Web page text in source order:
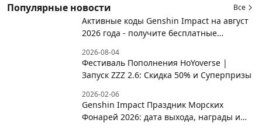
Популярные новости Все
Активные коды Genshin Impact на август
2026 года - получите бесплатные
2026-08-04
Фестиваль Пополнения HoYoverse |
Запуск ZZZ 2.6: Скидка 50% и Суперпризы
2026-02-06
Genshin Impact Праздник Морских
Фонарей 2026: дата выхода, награды и